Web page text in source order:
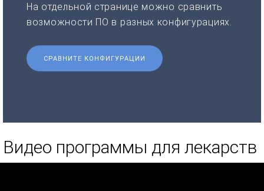
На отдельной странице можно сравнить
возможности ПО в разных конфигурациях.
СРАВНИТЕ КОНФИГУРАЦИИ
Видео программы для лекарств